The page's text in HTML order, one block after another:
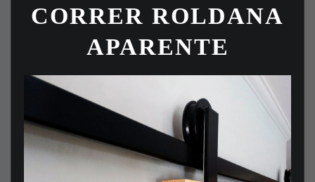
CORRER ROLDANA
APARENTE